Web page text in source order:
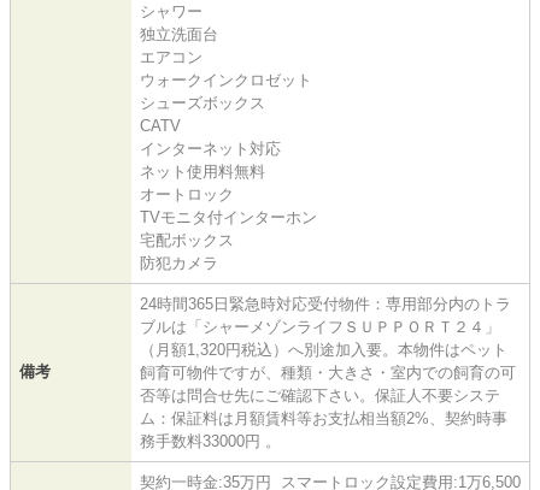
シャワー
独立洗面台
エアコン
ウォークインクロゼット
シューズボックス
CATV
インターネット対応
ネット使用料無料
オートロック
TVモニタ付インターホン
宅配ボックス
防犯カメラ
備考
24時間365日緊急時対応受付物件：専用部分内のトラ
ブルは「シャーメゾンライフＳＵＰＰＯＲＴ２４」
（月額1,320円税込）へ別途加入要。本物件はペット
飼育可物件ですが、種類・大きさ・室内での飼育の可
否等は問合せ先にご確認下さい。保証人不要システ
ム：保証料は月額賃料等お支払相当額2%、契約時事
務手数料33000円 。
契約一時金:35万円 スマートロック設定費用:1万6,500